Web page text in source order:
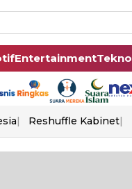
EntertainmentTekno
Reshuffle Kabinet